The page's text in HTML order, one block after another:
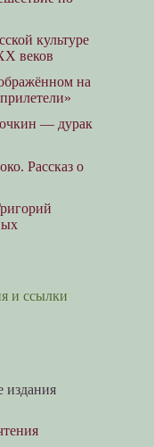
культуре
веков
на
— дурак
Рассказ о
и ссылки
издания